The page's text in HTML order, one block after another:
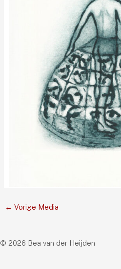
← Vorige Media
© 2026 Bea van der Heijden